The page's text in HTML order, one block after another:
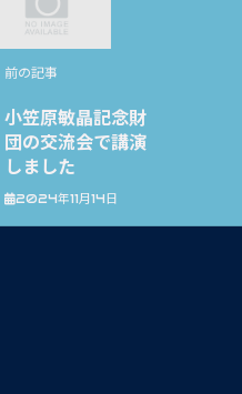
前の記事
小笠原敏晶記念財
団の交流会で講演
しました
2024年11月14日